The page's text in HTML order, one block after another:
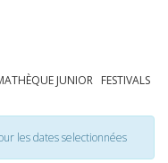
JUNIOR FESTIVALS
les dates selectionnées